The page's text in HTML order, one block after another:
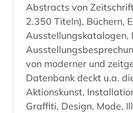
Abstracts von
2.350 Titeln), Büchern,
Ausstellungskatalogen,
von moderner und
Datenbank deckt u.a.
Aktionskunst,
Graffiti, Design, Mode,